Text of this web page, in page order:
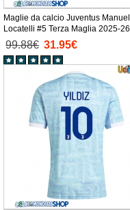
Maglie da calcio Juventus Manuel
Locatelli #5 Terza Maglia 2025-26
Manica Corta
99.88€ 31.95€